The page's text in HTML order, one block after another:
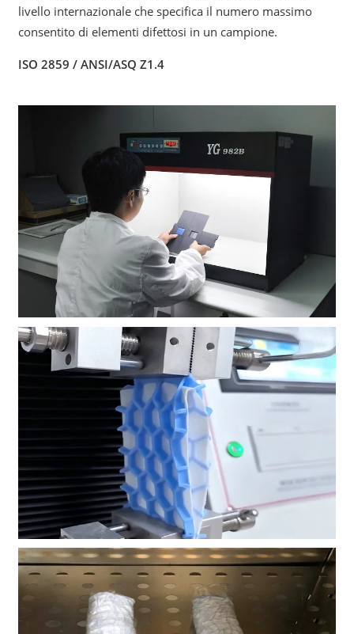
livello internazionale che specifica il numero massimo
consentito di elementi difettosi in un campione.
ISO 2859 / ANSI/ASQ Z1.4